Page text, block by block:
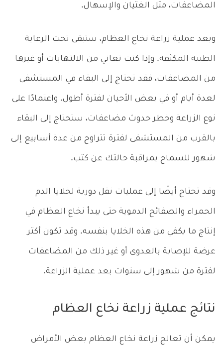
المضاعفات، مثل الغثيان والإسهال.
وبعد عملية زراعة نخاع العظام، ستبقى تحت الرعاية
الطبية المكثفة. وإذا كنت تعاني من الالتهابات أو غيرها
من المضاعفات، فقد تحتاج إلى البقاء في المستشفى
لعدة أيام أو في بعض الأحيان لفترة أطول. واعتمادًا على
نوع الزراعة وخطر حدوث مضاعفات، ستحتاج إلى البقاء
بالقرب من المستشفى لفترة تتراوح من عدة أسابيع إلى
شهور للسماح بمراقبة حالتك عن كثب.
وقد تحتاج أيضًا إلى عمليات نقل دورية لخلايا الدم
الحمراء والصفائح الدموية حتى يبدأ نخاع العظام في
إنتاج ما يكفي من هذه الخلايا بنفسه. وقد تكون أكثر
عرضة للإصابة بالعدوى أو غير ذلك من المضاعفات
لفترة من شهور إلى سنوات بعد عملية الزراعة.
نتائج عملية زراعة نخاع العظام
يمكن أن تعالج زراعة نخاع العظام بعض الأمراض